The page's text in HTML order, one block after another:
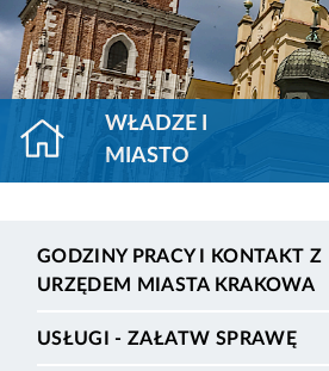
WŁADZE I
MIASTO
GODZINY PRACY I KONTAKT Z
URZĘDEM MIASTA KRAKOWA
USŁUGI - ZAŁATW SPRAWĘ